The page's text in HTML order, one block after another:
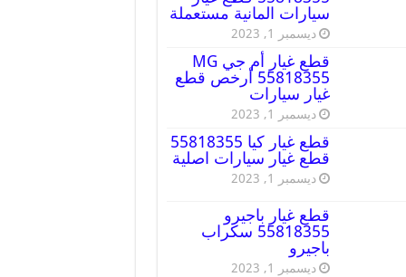
سيارات المانية مستعملة
ديسمبر 1, 2023
قطع غيار أم جي MG
55818355 أرخص قطع
غيار سيارات
ديسمبر 1, 2023
قطع غيار كيا 55818355
قطع غيار سيارات اصلية
ديسمبر 1, 2023
قطع غيار باجيرو
55818355 سكراب
باجيرو
ديسمبر 1, 2023